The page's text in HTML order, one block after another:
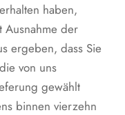
haben,
Ausnahme der
ergeben, dass Sie
von uns
gewählt
binnen vierzehn